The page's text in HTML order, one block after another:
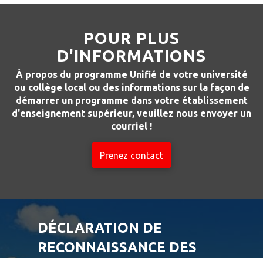
POUR PLUS
D'INFORMATIONS
À propos du programme Unifié de votre université
ou collège local ou des informations sur la façon de
démarrer un programme dans votre établissement
d'enseignement supérieur, veuillez nous envoyer un
courriel !
Prenez contact
DÉCLARATION DE
RECONNAISSANCE DES